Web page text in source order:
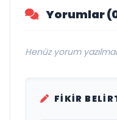
Yorumlar
Henüz yorum
FIKIR